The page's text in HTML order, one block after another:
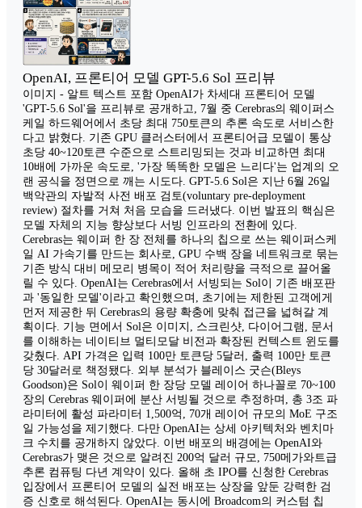
OpenAI, 프론티어 모델 GPT-5.6 Sol 프리뷰
이미지 - 알트 텍스트 포함 OpenAI가 차세대 프론티어 모델
'GPT-5.6 Sol'을 프리뷰로 공개하고, 7월 중 Cerebras의 웨이퍼스
케일 하드웨어에서 초당 최대 750토큰의 추론 속도로 서비스한
다고 밝혔다. 기존 GPU 클러스터에서 프론티어급 모델이 통상
초당 40~120토큰 수준으로 스트리밍되는 것과 비교하면 최대
10배에 가까운 속도로, '가장 똑똑한 모델은 느리다'는 업계의 오
랜 공식을 정면으로 깨는 시도다. GPT-5.6 Sol은 지난 6월 26일
백악관의 자발적 사전 배포 검토(voluntary pre-deployment
review) 절차를 거쳐 처음 모습을 드러냈다. 이번 발표의 핵심은
모델 자체의 지능 향상보다 서빙 인프라의 전환에 있다.
Cerebras는 웨이퍼 한 장 전체를 하나의 칩으로 쓰는 웨이퍼스케
일 AI 가속기를 만드는 회사로, GPU 수백 장을 네트워크로 묶는
기존 방식 대비 메모리 병목이 적어 처리량을 극적으로 끌어올
릴 수 있다. OpenAI는 Cerebras에서 서빙되는 Sol이 기존 배포판
과 '동일한 모델'이라고 확인했으며, 초기에는 제한된 고객에게
먼저 제공한 뒤 Cerebras의 용량 확충에 맞춰 접근을 넓혀갈 계
획이다. 기능 면에서 Sol은 이미지, 스크린샷, 다이어그램, 문서
를 이해하는 네이티브 멀티모달 비전과 확장된 컨텍스트 윈도를
갖췄다. API 가격은 입력 100만 토큰당 5달러, 출력 100만 토큰
당 30달러로 책정됐다. 외부 분석가 블레이스 굿슨(Bleys
Goodson)은 Sol이 웨이퍼 한 장당 모델 레이어 하나꼴로 70~100
장의 Cerebras 웨이퍼에 분산 서빙될 것으로 추정하며, 총 3조 파
라미터에 활성 파라미터 1,500억, 70개 레이어 규모의 MoE 구조
일 가능성을 제기했다. 다만 OpenAI는 상세 아키텍처와 벤치마
크 수치를 공개하지 않았다. 이번 배포의 배경에는 OpenAI와
Cerebras가 맺은 것으로 알려진 200억 달러 규모, 750메가와트급
추론 컴퓨팅 다년 계약이 있다. 올해 초 IPO를 신청한 Cerebras
입장에서 프론티어 모델의 실전 배포는 상장을 앞둔 강력한 검
증 신호로 해석된다. OpenAI는 동시에 Broadcom의 커스텀 칩